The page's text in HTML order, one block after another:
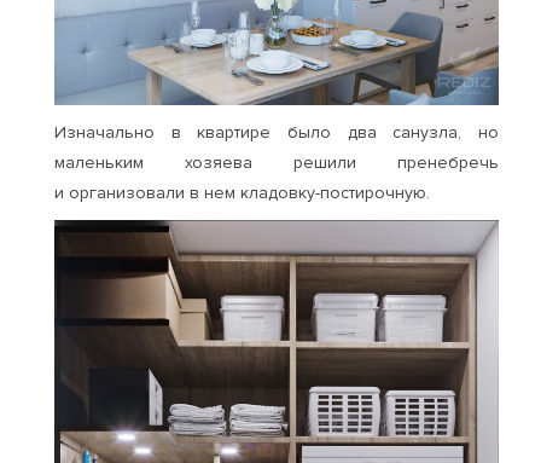
Изначально в квартире было два санузла, но
маленьким хозяева решили пренебречь
и организовали в нем кладовку-постирочную.